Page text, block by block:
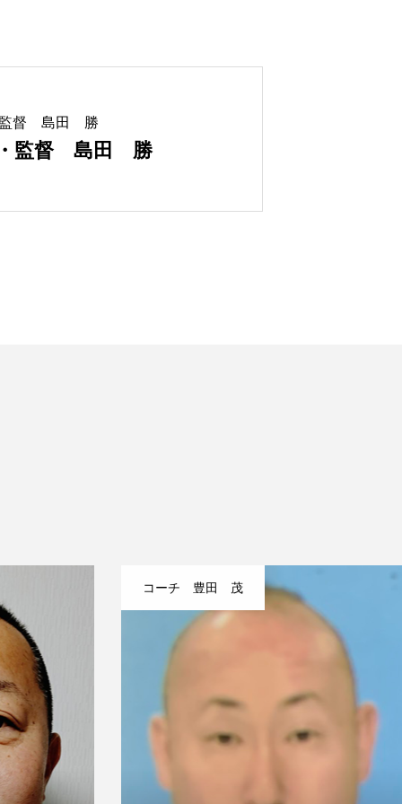
監督 島田 勝
監督 島田 勝
コーチ 豊田 茂